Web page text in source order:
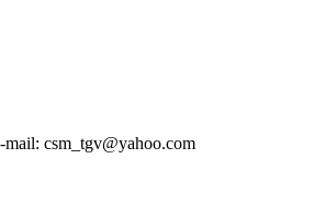
csm_tgv@yahoo.com